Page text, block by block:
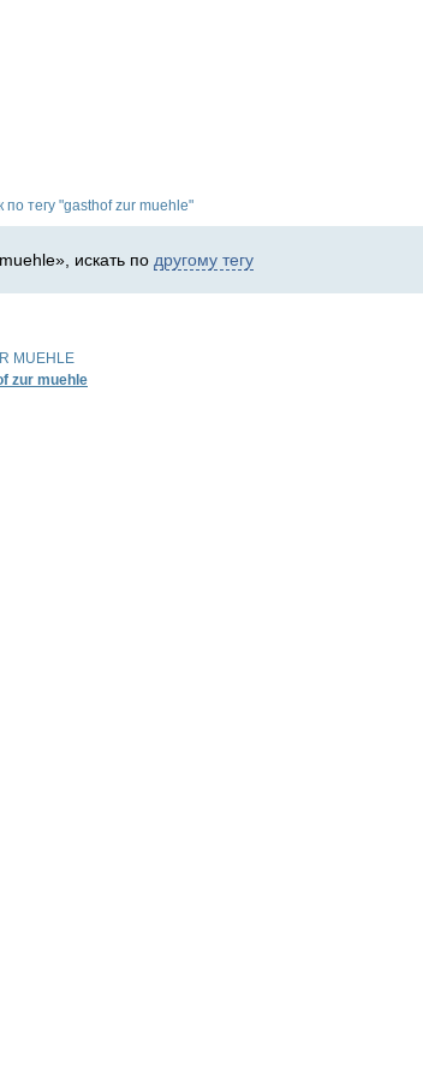
по тегу "gasthof zur muehle"
искать по другому тегу
MUEHLE
zur muehle